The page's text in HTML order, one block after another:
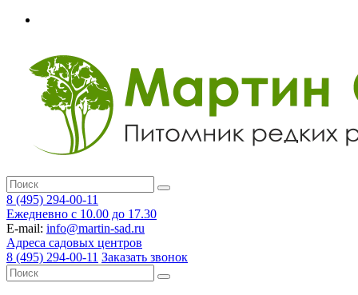
8 (495) 294-00-11
Ежедневно с 10.00 до 17.30
E-mail: info@martin-sad.ru
Адреса садовых центров
8 (495) 294-00-11 Заказать звонок